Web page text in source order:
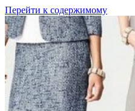
Перейти к содержимому